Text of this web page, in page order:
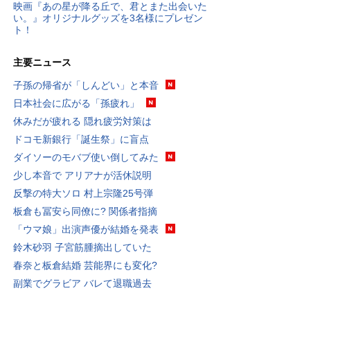
映画『あの星が降る丘で、君とまた出会いた
い。』オリジナルグッズを3名様にプレゼン
ト！
主要ニュース
子孫の帰省が「しんどい」と本音
日本社会に広がる「孫疲れ」
休みだが疲れる 隠れ疲労対策は
ドコモ新銀行「誕生祭」に盲点
ダイソーのモバブ使い倒してみた
少し本音で アリアナが活休説明
反撃の特大ソロ 村上宗隆25号弾
板倉も冨安ら同僚に? 関係者指摘
「ウマ娘」出演声優が結婚を発表
鈴木砂羽 子宮筋腫摘出していた
春奈と板倉結婚 芸能界にも変化?
副業でグラビア バレて退職過去